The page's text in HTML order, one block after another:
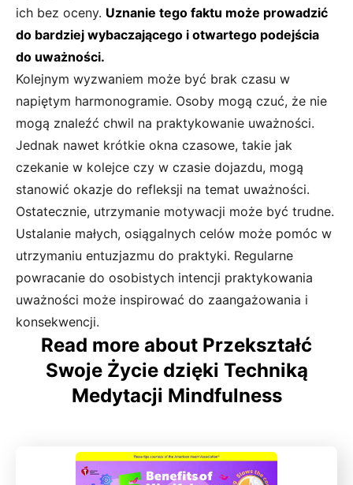
ich bez oceny. Uznanie tego faktu może prowadzić
do bardziej wybaczającego i otwartego podejścia
do uważności.
Kolejnym wyzwaniem może być brak czasu w
napiętym harmonogramie. Osoby mogą czuć, że nie
mogą znaleźć chwil na praktykowanie uważności.
Jednak nawet krótkie okna czasowe, takie jak
czekanie w kolejce czy w czasie dojazdu, mogą
stanowić okazje do refleksji na temat uważności.
Ostatecznie, utrzymanie motywacji może być trudne.
Ustalanie małych, osiągalnych celów może pomóc w
utrzymaniu entuzjazmu do praktyki. Regularne
powracanie do osobistych intencji praktykowania
uważności może inspirować do zaangażowania i
konsekwencji.
Read more about Przekształć
Swoje Życie dzięki Techniką
Medytacji Mindfulness